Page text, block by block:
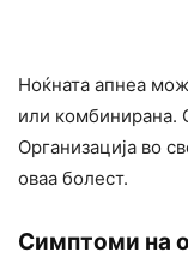
Ноќната апнеа
или комбинирана.
Организација во
оваа болест.
Симптоми на